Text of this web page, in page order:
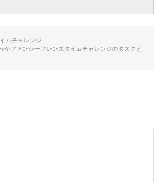
ムチャレンジ
かファンシーフレンズタイムチャレンジのタスクと